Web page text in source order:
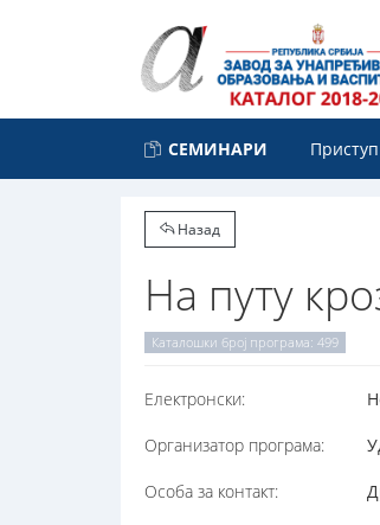
СЕМИНАРИ
Назад
На путу
Каталошки број програма: 499
Електронски:
Организатор програма:
Особа за контакт: